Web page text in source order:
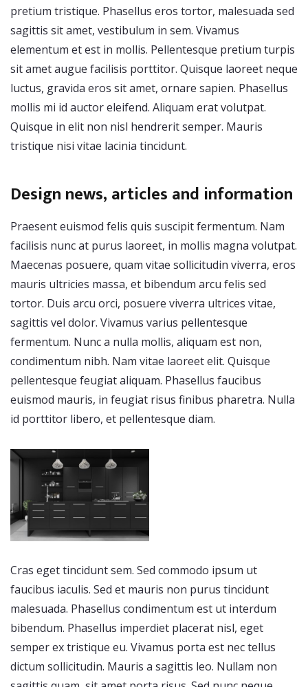
pretium tristique. Phasellus eros tortor, malesuada sed
sagittis sit amet, vestibulum in sem. Vivamus
elementum et est in mollis. Pellentesque pretium turpis
sit amet augue facilisis porttitor. Quisque laoreet neque
luctus, gravida eros sit amet, ornare sapien. Phasellus
mollis mi id auctor eleifend. Aliquam erat volutpat.
Quisque in elit non nisl hendrerit semper. Mauris
tristique nisi vitae lacinia tincidunt.
Design news, articles and information
Praesent euismod felis quis suscipit fermentum. Nam
facilisis nunc at purus laoreet, in mollis magna volutpat.
Maecenas posuere, quam vitae sollicitudin viverra, eros
mauris ultricies massa, et bibendum arcu felis sed
tortor. Duis arcu orci, posuere viverra ultrices vitae,
sagittis vel dolor. Vivamus varius pellentesque
fermentum. Nunc a nulla mollis, aliquam est non,
condimentum nibh. Nam vitae laoreet elit. Quisque
pellentesque feugiat aliquam. Phasellus faucibus
euismod mauris, in feugiat risus finibus pharetra. Nulla
id porttitor libero, et pellentesque diam.
Cras eget tincidunt sem. Sed commodo ipsum ut
faucibus iaculis. Sed et mauris non purus tincidunt
malesuada. Phasellus condimentum est ut interdum
bibendum. Phasellus imperdiet placerat nisl, eget
semper ex tristique eu. Vivamus porta est nec tellus
dictum sollicitudin. Mauris a sagittis leo. Nullam non